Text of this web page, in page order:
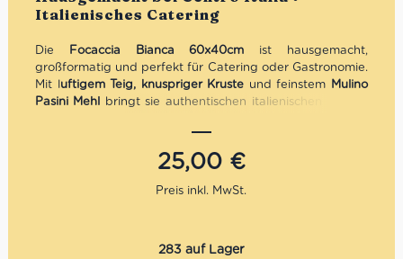
Italienisches Catering
Die Focaccia Bianca 60x40cm ist hausgemacht,
großformatig und perfekt für Catering oder Gastronomie.
Mit luftigem Teig, knuspriger Kruste und feinstem Mulino
Pasini Mehl
bringt sie authentischen italienischen Genuss
Textur und aromatischen Geschmack – ideal für Buffets,
Partys oder als Highlight jeder Mahlzeit. Servierfertig und
handwerklich gebacken, ist sie ein echtes Stück
italienischer Backkunst, das jeden Moment besonders
25,00 €
283 auf Lager